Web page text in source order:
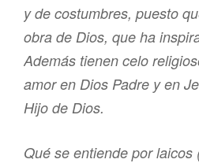
y de costumbres, puesto
obra de Dios, que ha
Además tienen celo
amor en Dios Padre y en
Hijo de Dios.
Qué se entiende por laicos